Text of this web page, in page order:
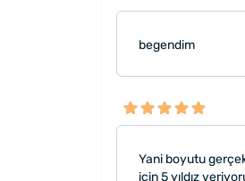
begendim
Yani boyutu
için 5 yıldız